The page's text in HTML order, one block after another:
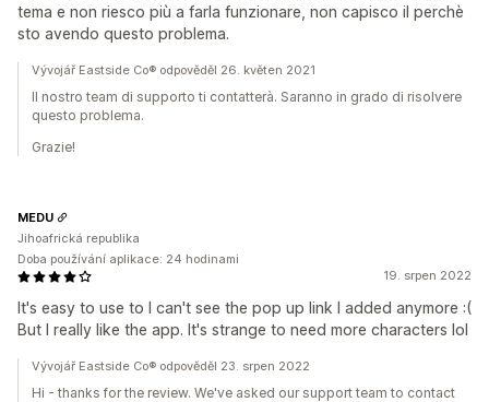
tema e non riesco più a farla funzionare, non capisco il perchè
sto avendo questo problema.
Vývojář Eastside Co® odpověděl 26. květen 2021
Il nostro team di supporto ti contatterà. Saranno in grado di risolvere
questo problema.
Grazie!
19. srpen 2022
It's easy to use to I can't see the pop up link I added anymore :(
But I really like the app. It's strange to need more characters lol
MEDU
Jihoafrická republika
Doba používání aplikace: 24 hodinami
Vývojář Eastside Co® odpověděl 23. srpen 2022
Hi - thanks for the review. We've asked our support team to contact